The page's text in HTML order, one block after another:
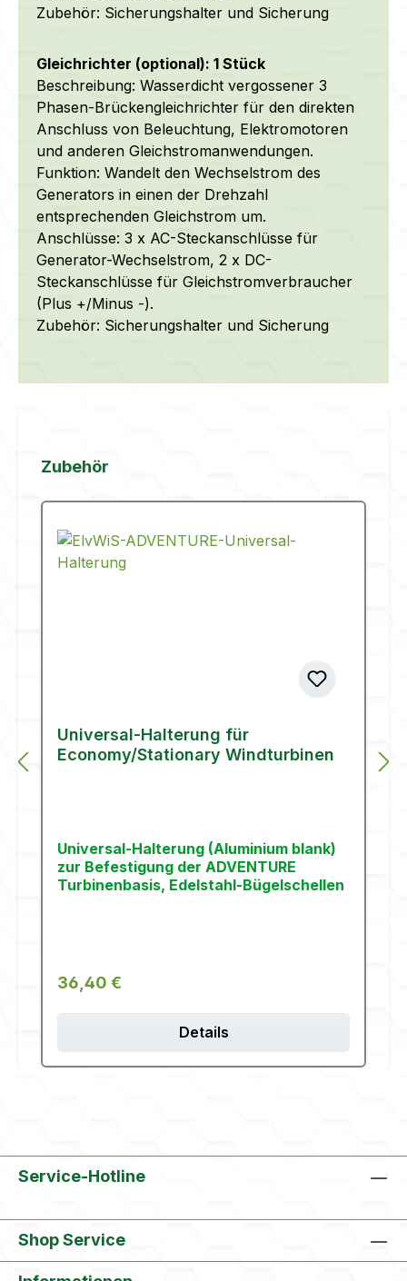
Zubehör: Sicherungshalter und Sicherung
Gleichrichter (optional): 1 Stück
Beschreibung: Wasserdicht vergossener 3
Phasen-Brückengleichrichter für den direkten
Anschluss von Beleuchtung, Elektromotoren
und anderen Gleichstromanwendungen.
Funktion: Wandelt den Wechselstrom des
Generators in einen der Drehzahl
entsprechenden Gleichstrom um.
Anschlüsse: 3 x AC-Steckanschlüsse für
Generator-Wechselstrom, 2 x DC-
Steckanschlüsse für Gleichstromverbraucher
(Plus +/Minus -).
Zubehör: Sicherungshalter und Sicherung
Produktgalerie überspringen
Zubehör
Universal-Halterung für
Economy/Stationary Windturbinen
Universal-Halterung (Aluminium blank)
zur Befestigung der ADVENTURE
Turbinenbasis, Edelstahl-Bügelschellen
Regulärer Preis:
36,40 €
Details
Service-Hotline
Shop Service